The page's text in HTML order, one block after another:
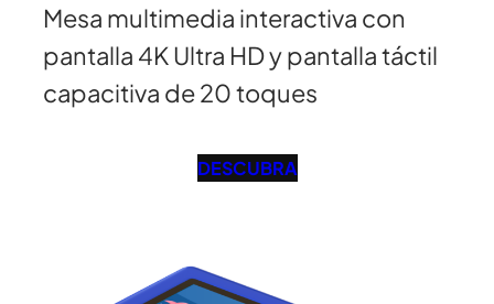
Mesa multimedia interactiva con
pantalla 4K Ultra HD y pantalla táctil
capacitiva de 20 toques
DESCUBRA